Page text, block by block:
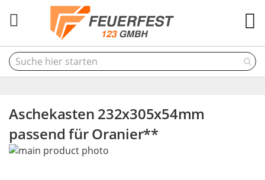
Aschekasten 232x305x54mm
passend für Oranier**
Skip